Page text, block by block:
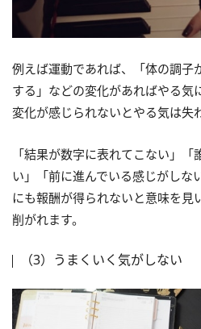
例えば運動であれば、「体の調子
する」などの変化があればやる気
変化が感じられないとやる気は失
「結果が数字に表れてこない」
い」「前に進んでいる感じがしな
にも報酬が得られないと意味を見
削がれます。
（3）うまくいく気がしない